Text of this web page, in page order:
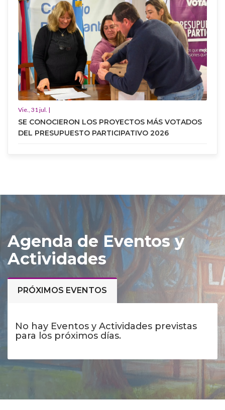
Vie., 31 jul. |
SE CONOCIERON LOS PROYECTOS MÁS VOTADOS
DEL PRESUPUESTO PARTICIPATIVO 2026
Agenda de Eventos y
Actividades
PRÓXIMOS EVENTOS
No hay Eventos y Actividades previstas
para los próximos días.